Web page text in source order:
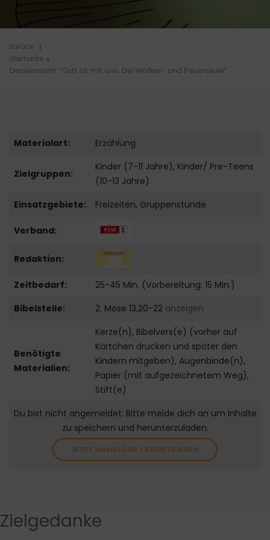
zurück |
Startseite
Detailansicht "Gott ist mit uns: Die Wolken- und Feuersäule"
Materialart: Erzählung
Zielgruppen:
Kinder (7-11 Jahre), Kinder/ Pre-Teens
(10-13 Jahre)
Einsatzgebiete:
Freizeiten, Gruppenstunde
Verband:
Redaktion:
Zeitbedarf:
25-45 Min. (Vorbereitung: 15 Min.)
Bibelstelle:
2. Mose 13,20-22 anzeigen
Benötigte
Materialien:
Kerze(n), Bibelvers(e) (vorher auf
Kärtchen drucken und später den
Kindern mitgeben), Augenbinde(n),
Papier (mit aufgezeichnetem Weg),
Stift(e)
Du bist nicht angemeldet. Bitte melde dich an um Inhalte
zu speichern und herunterzuladen.
JETZT ANMELDEN / REGISTRIEREN
Zielgedanke